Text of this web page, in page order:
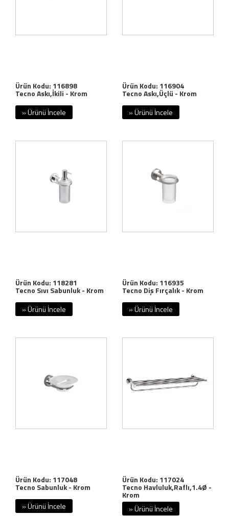
Ürün Kodu: 116898
Tecno Askı,İkili - Krom
» Ürünü İncele
Ürün Kodu: 116904
Tecno Askı,Üçlü - Krom
» Ürünü İncele
Ürün Kodu: 118281
Tecno Sıvı Sabunluk - Krom
» Ürünü İncele
Ürün Kodu: 116935
Tecno Diş Fırçalık - Krom
» Ürünü İncele
Ürün Kodu: 117048
Tecno Sabunluk - Krom
» Ürünü İncele
Ürün Kodu: 117024
Tecno Havluluk,Raflı,1.4Ø -
Krom
» Ürünü İncele